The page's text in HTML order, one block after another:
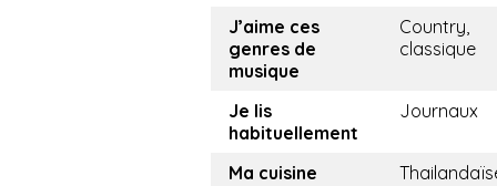
J’aime ces
genres de
musique
Country,
classique
Je lis
habituellement
Journaux
Ma cuisine